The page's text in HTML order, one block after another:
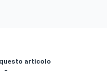
articolo